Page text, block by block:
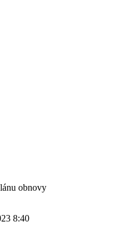
obnovy
8:40